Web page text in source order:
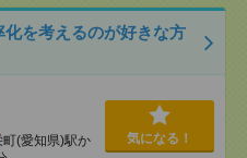
を考えるのが好きな方
町(愛知県)駅か
気になる！